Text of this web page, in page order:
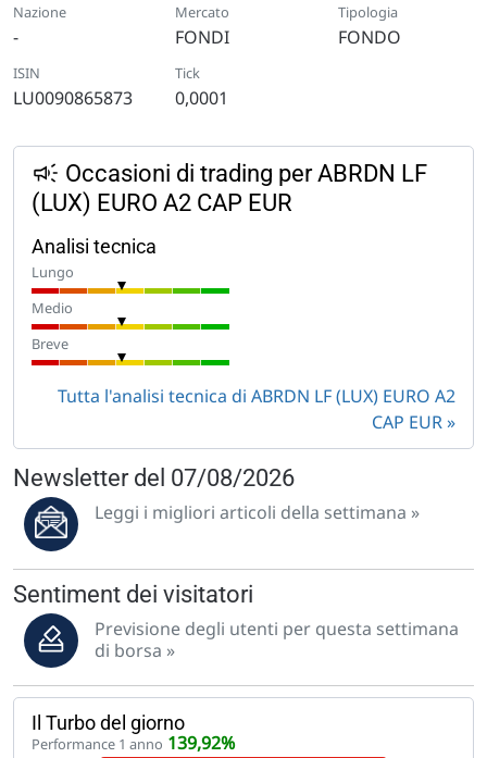
Nazione
-
Mercato
FONDI
Tipologia
FONDO
ISIN
LU0090865873
Tick
0,0001
Occasioni di trading per ABRDN LF
(LUX) EURO A2 CAP EUR
Analisi tecnica
Lungo
Medio
Breve
Tutta l'analisi tecnica di ABRDN LF (LUX) EURO A2
CAP EUR
Newsletter del 07/08/2026
Leggi i migliori articoli della settimana »
Sentiment dei visitatori
Previsione degli utenti per questa settimana
di borsa »
Il Turbo del giorno
Performance 1 anno 139,92%